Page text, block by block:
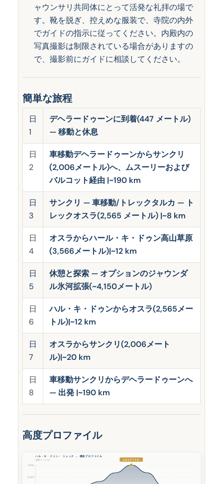
ャウンサリ共同体にとって活発な礼拝の場で
す。靴を脱ぎ、控えめな服装で、寺院の内外
でガイドの指示に従ってください。内殿内の
写真撮影は制限されている場合がありますの
で、撮影前にガイドに相談してください。
簡単な旅程
日
1
デヘラードゥーンに到着(447 メートル)
— 移動と休息
日
2
車移動デヘラードゥーンからサンクリ
(2,006メートル)へ、ムスーリーおよび
バルコット経由 |~190 km
日
3
サンクリ — 車移動/トレックタルカ — ト
レックオスラ(2,565 メートル) |~8 km
日
4
オスラからハール・キ・ドゥン高山草原
(3,566メートル)|~12 km
日
5
休憩と探索 — オプションのジャウンダ
ル氷河拡張(~4,150メートル)
日
6
ハル・キ・ドゥンからオスラ(2,565メー
トル)|~12 km
日
7
オスラからサンクリ(2,006メート
ル)|~20 km
日
8
車移動サンクリからデヘラードゥーンへ
— 出発 |~190 km
高度プロファイル
ハル・キ・ドゥン・ トレック — 標高プロファイル
高度(メートル)
3,224
4,150
4,150メートル